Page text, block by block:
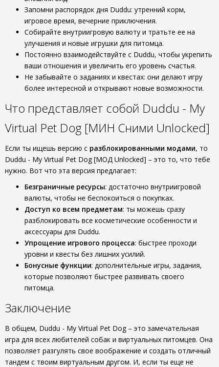
Запомни распорядок дня Duddu: утренний корм,
игровое время, вечерние приключения.
Собирайте внутриигровую валюту и тратьте ее на
улучшения и новые игрушки для питомца.
Постоянно взаимодействуйте с Duddu, чтобы укрепить
ваши отношения и увеличить его уровень счастья.
Не забывайте о заданиях и квестах: они делают игру
более интересной и открывают новые возможности.
Что представляет собой Duddu - My
Virtual Pet Dog [МИН Сними Unlocked]
Если ты ищешь версию с разблокированными модами, то
Duddu - My Virtual Pet Dog [МОД Unlocked] – это то, что тебе
нужно. Вот что эта версия предлагает:
Безграничные ресурсы: достаточно внутриигровой
валюты, чтобы не беспокоиться о покупках.
Доступ ко всем предметам: ты можешь сразу
разблокировать все косметические особенности и
аксессуары для Duddu.
Упрощение игрового процесса: быстрее проходи
уровни и квесты без лишних усилий.
Бонусные функции: дополнительные игры, задания,
которые позволяют быстрее развивать своего
питомца.
Заключение
В общем, Duddu - My Virtual Pet Dog – это замечательная
игра для всех любителей собак и виртуальных питомцев. Она
позволяет разгулять свое воображение и создать отличный
тандем с твоим виртуальным другом. И, если ты еще не